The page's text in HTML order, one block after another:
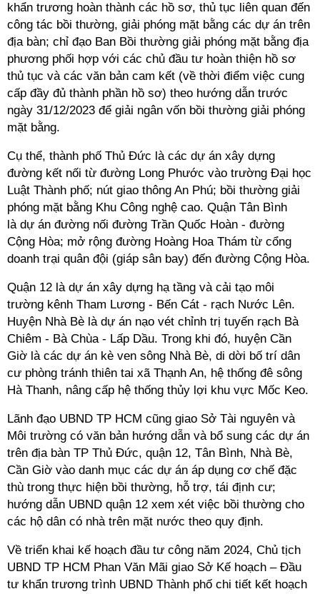
khẩn trương hoàn thành các hồ sơ, thủ tục liên quan đến
công tác bồi thường, giải phóng mặt bằng các dự án trên
địa bàn; chỉ đạo Ban Bồi thường giải phóng mặt bằng địa
phương phối hợp với các chủ đầu tư hoàn thiện hồ sơ
thủ tục và các văn bản cam kết (về thời điểm việc cung
cấp đầy đủ thành phần hồ sơ) theo hướng dẫn trước
ngày 31/12/2023 để giải ngân vốn bồi thường giải phóng
mặt bằng.
Cụ thể, thành phố Thủ Đức là các dự án xây dựng
đường kết nối từ đường Long Phước vào trường Đại học
Luật Thành phố; nút giao thông An Phú; bồi thường giải
phóng mặt bằng Khu Công nghệ cao. Quận Tân Bình
là dự án đường nối đường Trần Quốc Hoàn - đường
Cộng Hòa; mở rộng đường Hoàng Hoa Thám từ cổng
doanh trại quân đội (giáp sân bay) đến đường Cộng Hòa.
Quận 12 là dự án xây dựng hạ tầng và cải tạo môi
trường kênh Tham Lương - Bến Cát - rạch Nước Lên.
Huyện Nhà Bè là dự án nạo vét chỉnh trị tuyến rạch Bà
Chiêm - Bà Chùa - Lấp Dầu. Trong khi đó, huyện Cần
Giờ là các dự án kè ven sông Nhà Bè, di dời bố trí dân
cư phòng tránh thiên tai xã Thạnh An, hệ thống đê sông
Hà Thanh, nâng cấp hệ thống thủy lợi khu vực Mốc Keo.
Lãnh đạo UBND TP HCM cũng giao Sở Tài nguyên và
Môi trường có văn bản hướng dẫn và bổ sung các dự án
trên địa bàn TP Thủ Đức, quận 12, Tân Bình, Nhà Bè,
Cần Giờ vào danh mục các dự án áp dụng cơ chế đặc
thù trong thực hiện bồi thường, hỗ trợ, tái định cư;
hướng dẫn UBND quận 12 xem xét việc bồi thường cho
các hộ dân có nhà trên mặt nước theo quy định.
Về triển khai kế hoạch đầu tư công năm 2024, Chủ tịch
UBND TP HCM Phan Văn Mãi giao Sở Kế hoạch – Đầu
tư khẩn trương trình UBND Thành phố chi tiết kết hoạch